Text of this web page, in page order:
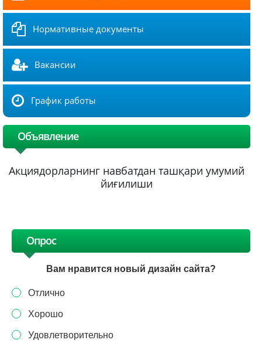
Нормативные документы
Вакансии
График работы
Объявление
Акциядорларнинг навбатдан ташқари умумий
йиғилиши
Опрос
Вам нравится новый дизайн сайта?
Отлично
Хорошо
Удовлетворительно